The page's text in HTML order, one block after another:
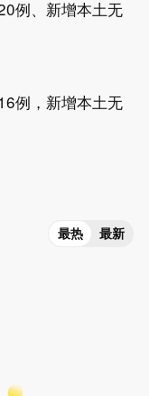
例、新增本土无
例，新增本土无
最热 最新